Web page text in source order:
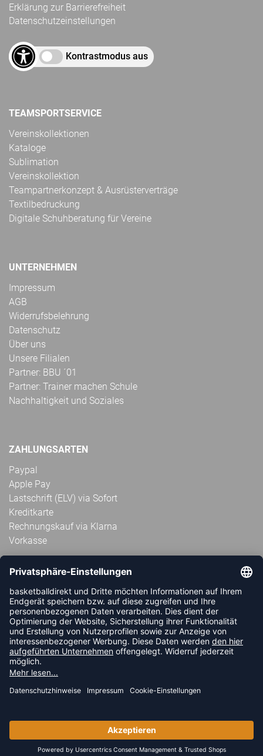
Erklärung zur Barrierefreiheit
Datenschutzeinstellungen
Kontrastmodus aus
TEAMSPORTSERVICE
Vereinskollektionen
Kataloge
Sublimation
Vereinskollektion
Teampartnerkonzept & Ausrüsterverträge
Textilbedruckung
Digitale Schuhberatung für Vereine
UNTERNEHMEN
Impressum
AGB
Widerrufsbelehrung
Datenschutz
Über uns
Unsere Filialen
Partner: BBU ´01
Partner: Trainer machen Schule
Nachhaltigkeit und Soziales
ZAHLUNGSARTEN
Paypal
Apple Pay
Lastschrift (ELV) via Sofort
Kreditkarte
Rechnungskauf via Klarna
Vorkasse
ABONNIERE JETZT DEN KOSTENLOSEN
HANDBALLDIREKT-NEWSLETTER UND VERPASSE KEINE
NEUIGKEIT ODER AKTION MEHR.
JETZT ANMELDEN